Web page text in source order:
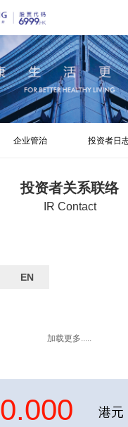
企业管治 投资者日
投资者关系联络
IR Contact
EN
加载更多.....
0.000 港元